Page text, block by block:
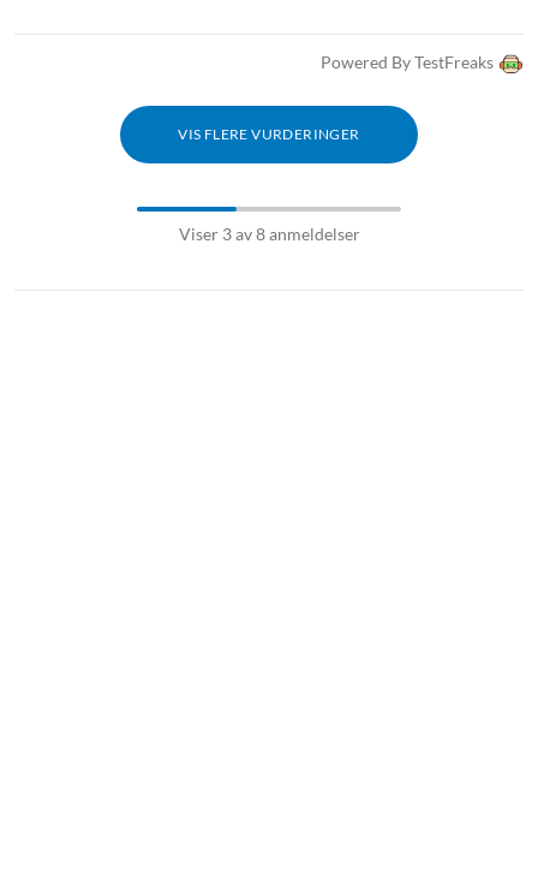
Powered By TestFreaks
VIS FLERE VURDERINGER
Viser 3 av 8 anmeldelser